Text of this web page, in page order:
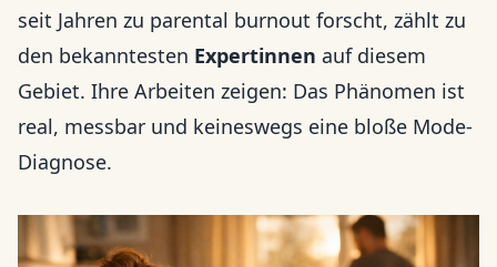
seit Jahren zu parental burnout forscht, zählt zu
den bekanntesten Expertinnen auf diesem
Gebiet. Ihre Arbeiten zeigen: Das Phänomen ist
real, messbar und keineswegs eine bloße Mode-
Diagnose.